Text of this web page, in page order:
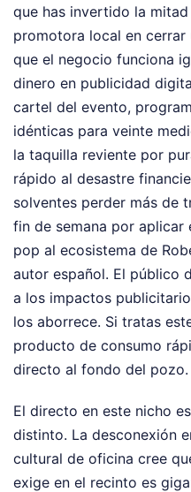
que has invertido la
promotora local en cerrar
que el negocio funciona
dinero en publicidad
cartel del evento,
idénticas para veinte
la taquilla reviente por
rápido al desastre
solventes perder más de
fin de semana por aplicar
pop al ecosistema de
autor español. El público
a los impactos
los aborrece. Si tratas
producto de consumo
directo al fondo del pozo.
El directo en este nicho
distinto. La desconexión
cultural de oficina cree
exige en el recinto es